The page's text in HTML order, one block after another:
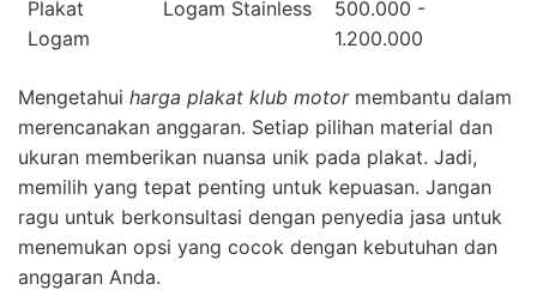
Plakat
Logam
Logam Stainless
500.000 -
1.200.000
Mengetahui harga plakat klub motormembantu dalam
merencanakan anggaran. Setiap pilihan material dan
ukuran memberikan nuansa unik pada plakat. Jadi,
memilih yang tepat penting untuk kepuasan. Jangan
ragu untuk berkonsultasi dengan penyedia jasa untuk
menemukan opsi yang cocok dengan kebutuhan dan
anggaran Anda.